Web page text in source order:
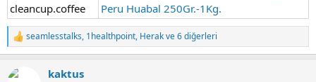
cleancup.coffee
Peru Huabal 250Gr.-1Kg.
T
e
k
seamlesstalks, 1healthpoint, Herakve 6 diğerleri
kaktus